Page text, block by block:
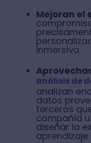
Mejoran el
inmersiva.
análisis de
analizan
datos
terceros
compañía
diseñar la
aprendizaje